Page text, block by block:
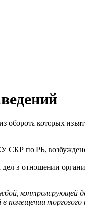
оборота которых
СКР по РБ,
в отношении
контролирующей
помещении